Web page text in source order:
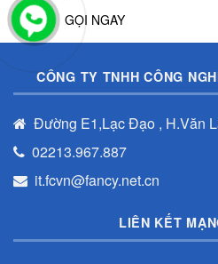
CÔNG TY TNHH CÔNG
Đường E1,Lạc Đạo , H.Văn
02213.967.887
it.fcvn@fancy.net.cn
LIÊN KẾT
GỌI NGAY